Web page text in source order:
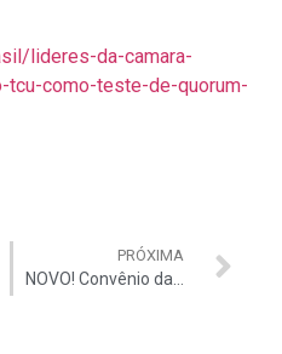
lideres-da-camara-
tcu-como-teste-de-quorum-
PRÓXIMA
NOVO! Convênio da Auditar e ASTCU